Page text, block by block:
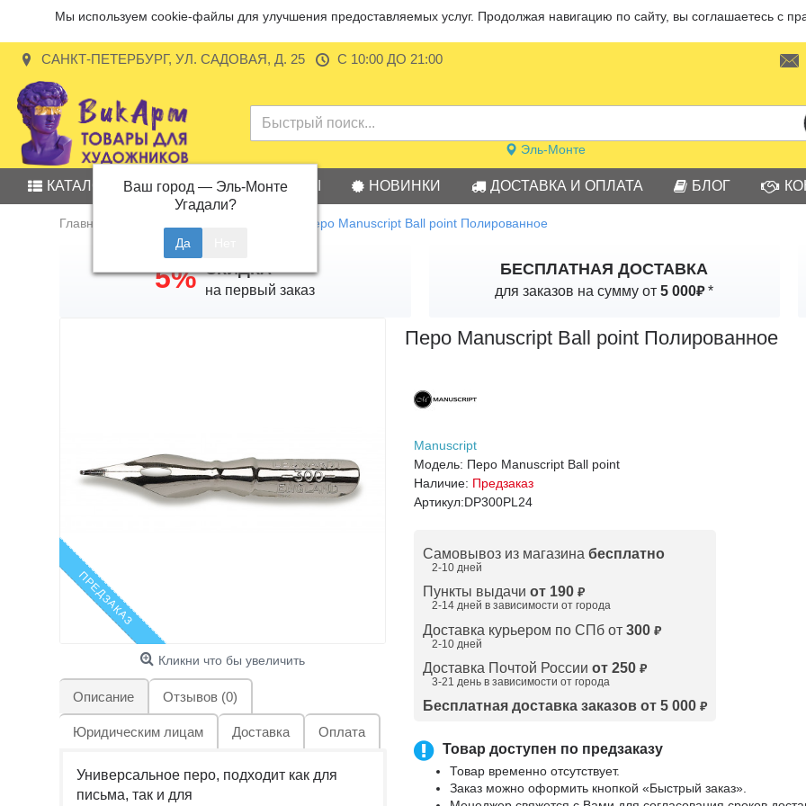
Мы используем cookie-файлы для улучшения предоставляемых услуг. Продолжая навигацию по сайту, вы соглашаетесь с
САНКТ-ПЕТЕРБУРГ, УЛ. САДОВАЯ, Д. 25 С 10:00 ДО 21:00
Эль-Монте
Ваш город — Эль-Монте
Угадали?
КАТАЛОГ АКЦИИ БРЕНДЫ НОВИНКИ ДОСТАВКА И ОПЛАТА БЛОГ
Главная Перо Manuscript Ball point Полированное
5% СКИДКА
на первый заказ
БЕСПЛАТНАЯ ДОСТАВКА
для заказов на сумму от5 000₽*
ПРЕДЗАКАЗ
Кликни что бы увеличить
Описание Отзывов (0)
Юридическим лицам Доставка Оплата
Универсальное перо, подходит как для
письма, так и для
Перо Manuscript Ball point Полированное
Manuscript
Модель: Перо Manuscript Ball point
Наличие: Предзаказ
Артикул:DP300PL24
Самовывоз из магазина бесплатно
2-10 дней
Пункты выдачи от 190 ₽
2-14 дней в зависимости от города
Доставка курьером по СПб от 300 ₽
2-10 дней
Доставка Почтой России от 250 ₽
3-21 день в зависимости от города
Бесплатная доставка заказов от 5 000₽
Товар доступен по предзаказу
Товар временно отсутствует.
Заказ можно оформить кнопкой «Быстрый заказ».